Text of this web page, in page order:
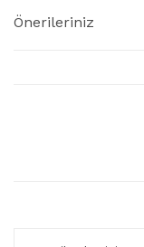
Önerileriniz